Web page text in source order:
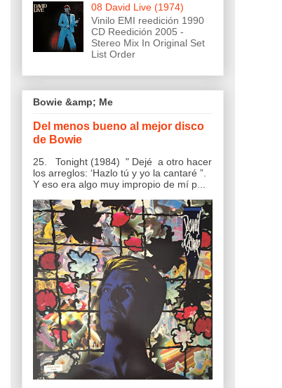
08 David Live (1974)
Vinilo EMI reedición 1990
CD Reedición 2005 -
Stereo Mix In Original Set
List Order
Bowie &amp; Me
Del menos bueno al mejor disco
de Bowie
25. Tonight (1984) " Dejé a otro hacer
los arreglos: ‘Hazlo tú y yo la cantaré ”.
Y eso era algo muy impropio de mí p...